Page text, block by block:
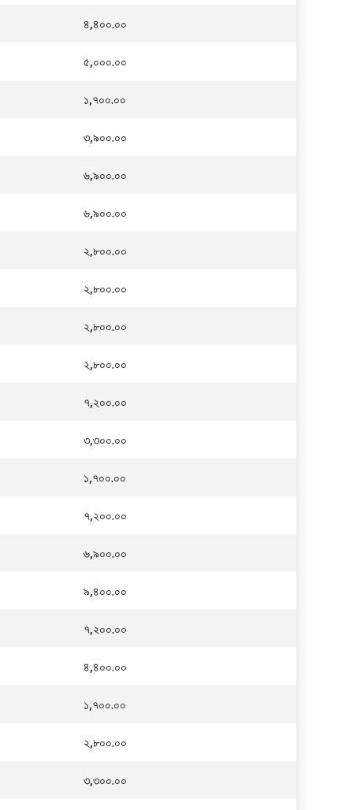
৪,৪০০.০০
৫,০০০.০০
১,৭০০.০০
৩,৯০০.০০
৬,৯০০.০০
৬,৯০০.০০
২,৮০০.০০
২,৮০০.০০
২,৮০০.০০
২,৮০০.০০
৭,২০০.০০
৩,৩০০.০০
১,৭০০.০০
৭,২০০.০০
৬,৯০০.০০
৯,৪০০.০০
৭,২০০.০০
৪,৪০০.০০
১,৭০০.০০
২,৮০০.০০
৩,৩০০.০০